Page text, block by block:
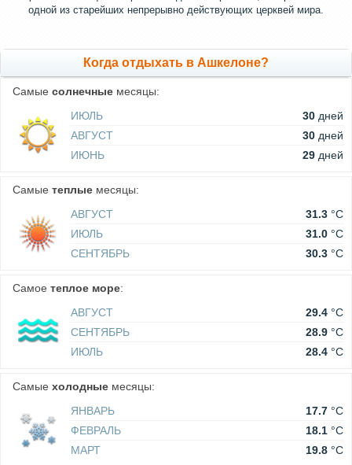
одной из старейших непрерывно действующих церквей мира.
Когда отдыхать в Ашкелоне?
Самые солнечные месяцы:
ИЮЛЬ
30 дней
АВГУСТ
30 дней
ИЮНЬ
29 дней
Самые теплые месяцы:
АВГУСТ
31.3 °C
ИЮЛЬ
31.0 °C
СЕНТЯБРЬ
30.3 °C
Самое теплое море:
АВГУСТ
29.4 °C
СЕНТЯБРЬ
28.9 °C
ИЮЛЬ
28.4 °C
Самые холодные месяцы:
ЯНВАРЬ
17.7 °C
ФЕВРАЛЬ
18.1 °C
МАРТ
19.8 °C